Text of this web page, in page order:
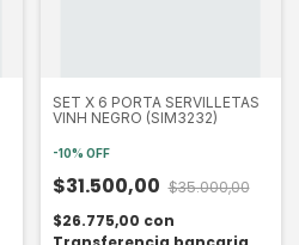
SET X 6 PORTA SERVILLETAS
VINH NEGRO (SIM3232)
-10% OFF
$31.500,00 $35.000,00
$26.775,00 con